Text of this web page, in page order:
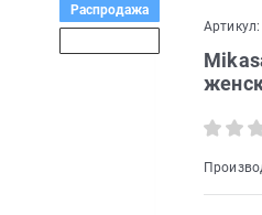
Распродажа
Артикул: